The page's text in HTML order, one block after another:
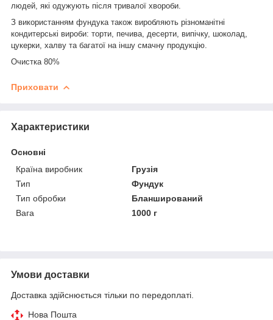
людей, які одужують після тривалої хвороби.
З використанням фундука також виробляють різноманітні
кондитерські вироби: торти, печива, десерти, випічку, шоколад,
цукерки, халву та багатої на іншу смачну продукцію.
Очистка 80%
Приховати
Характеристики
Основні
Країна виробник
Грузія
Тип
Фундук
Тип обробки
Бланширований
Вага
1000 г
Умови доставки
Доставка здійснюється тільки по передоплаті.
Нова Пошта